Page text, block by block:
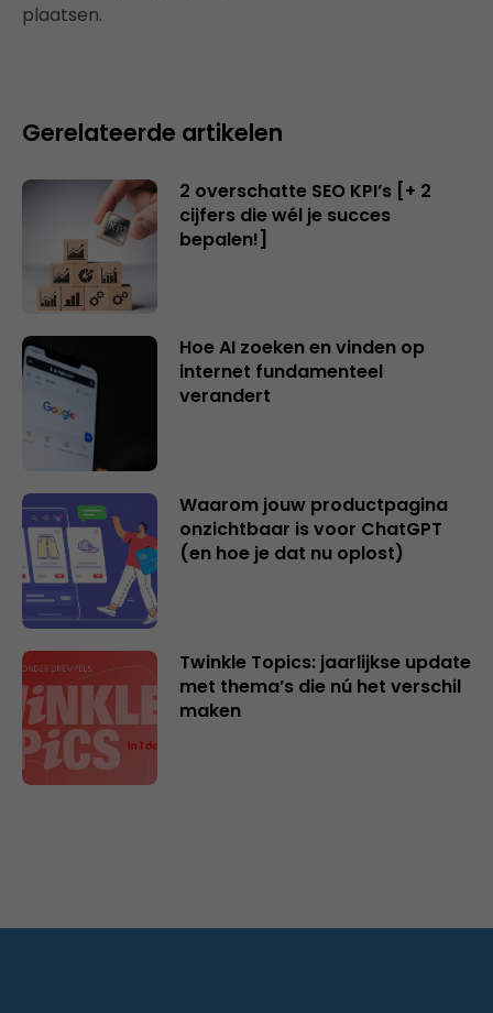
plaatsen.
Gerelateerde artikelen
2 overschatte SEO KPI’s [+ 2
cijfers die wél je succes
bepalen!]
Hoe AI zoeken en vinden op
internet fundamenteel
verandert
Waarom jouw productpagina
onzichtbaar is voor ChatGPT
(en hoe je dat nu oplost)
Twinkle Topics: jaarlijkse update
met thema’s die nú het verschil
maken